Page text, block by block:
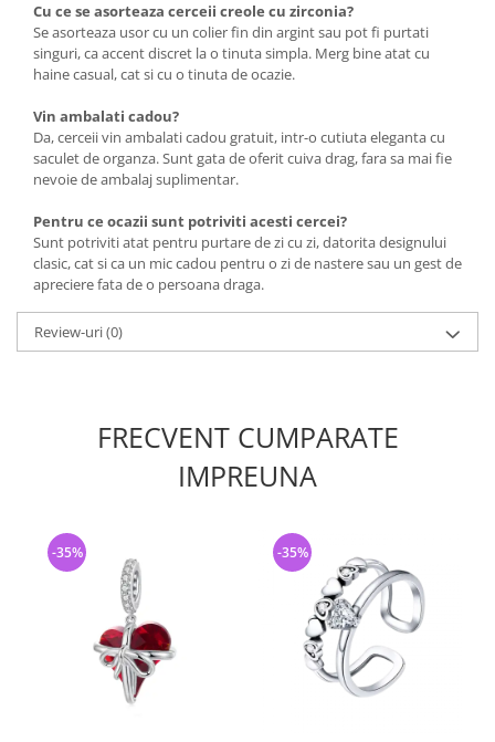
Cu ce se asorteaza cerceii creole cu zirconia?
Se asorteaza usor cu un colier fin din argint sau pot fi purtati
singuri, ca accent discret la o tinuta simpla. Merg bine atat cu
haine casual, cat si cu o tinuta de ocazie.
Vin ambalati cadou?
Da, cerceii vin ambalati cadou gratuit, intr-o cutiuta eleganta cu
saculet de organza. Sunt gata de oferit cuiva drag, fara sa mai fie
nevoie de ambalaj suplimentar.
Pentru ce ocazii sunt potriviti acesti cercei?
Sunt potriviti atat pentru purtare de zi cu zi, datorita designului
clasic, cat si ca un mic cadou pentru o zi de nastere sau un gest de
apreciere fata de o persoana draga.
Review-uri(0)
FRECVENT CUMPARATE
IMPREUNA
-35% -35%